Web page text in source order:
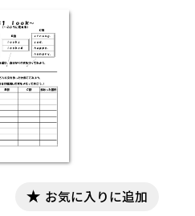
ｅｓで答える約束に
数は枠の数の半分く
５個の枠の場合は１
とよい。相手がＹｅ
きく○を付けさせビ
ントに関してはビン
つで１ポイント，ビ
ントなどするとほと
をゲットできる。
お気に入りに追加